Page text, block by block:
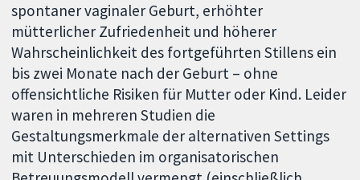
spontaner vaginaler Geburt, erhöhter
mütterlicher Zufriedenheit und höherer
Wahrscheinlichkeit des fortgeführten Stillens ein
bis zwei Monate nach der Geburt – ohne
offensichtliche Risiken für Mutter oder Kind. Leider
waren in mehreren Studien die
Gestaltungsmerkmale der alternativen Settings
mit Unterschieden im organisatorischen